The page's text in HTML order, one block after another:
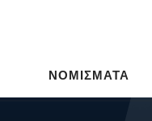
ΝΟΜΙΣΜΑΤΑ